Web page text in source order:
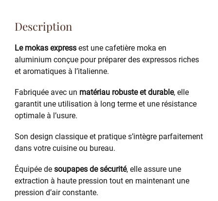
Description
Le mokas express est une cafetière moka en
aluminium conçue pour préparer des expressos riches
et aromatiques à l’italienne.
Fabriquée avec un matériau robuste et durable, elle
garantit une utilisation à long terme et une résistance
optimale à l’usure.
Son design classique et pratique s’intègre parfaitement
dans votre cuisine ou bureau.
Équipée de soupapes de sécurité, elle assure une
extraction à haute pression tout en maintenant une
pression d’air constante.